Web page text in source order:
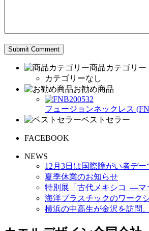
商品カテゴリー
カテゴリーなし
お勧め商品
フュージョンネックレス
ベストセラー
FACEBOOK
NEWS
12月3日は国際障がい者デ
夏季休業のお知らせ
特別展「古代メキシコ ―マ
海洋プラスチックのワーク
横浜の中高生が金沢を訪問